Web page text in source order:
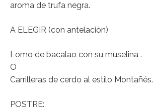
aroma de trufa negra.
A ELEGIR (con antelación)
Lomo de bacalao con su muselina .
O
Carrilleras de cerdo al estilo Montañés.
POSTRE: